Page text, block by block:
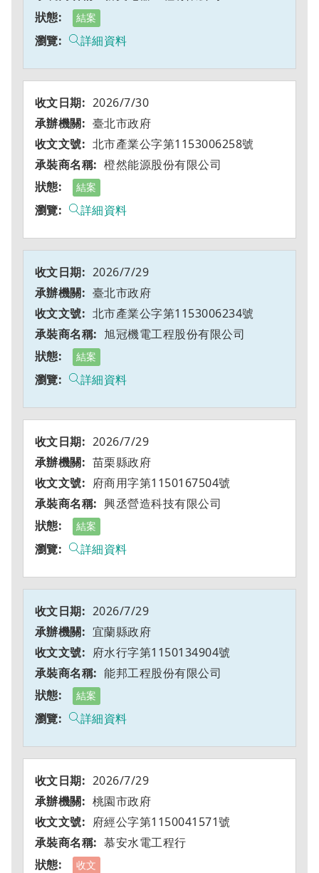
結案
詳細資料
2026/7/30
臺北市政府
北市產業公字第1153006258號
橙然能源股份有限公司
結案
詳細資料
2026/7/29
臺北市政府
北市產業公字第1153006234號
旭冠機電工程股份有限公司
結案
詳細資料
2026/7/29
苗栗縣政府
府商用字第1150167504號
興丞營造科技有限公司
結案
詳細資料
2026/7/29
宜蘭縣政府
府水行字第1150134904號
能邦工程股份有限公司
結案
詳細資料
2026/7/29
桃園市政府
府經公字第1150041571號
慕安水電工程行
收文